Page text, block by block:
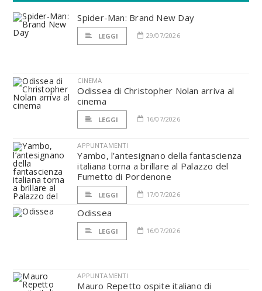
Spider-Man: Brand New Day
LEGGI 29/07/2026
CINEMA
Odissea di Christopher Nolan arriva al
cinema
LEGGI 16/07/2026
APPUNTAMENTI
Yambo, l’antesignano della fantascienza
italiana torna a brillare al Palazzo del
Fumetto di Pordenone
LEGGI 17/07/2026
Odissea
LEGGI 16/07/2026
APPUNTAMENTI
Mauro Repetto ospite italiano di